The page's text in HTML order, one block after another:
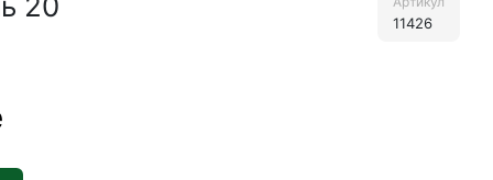
11426